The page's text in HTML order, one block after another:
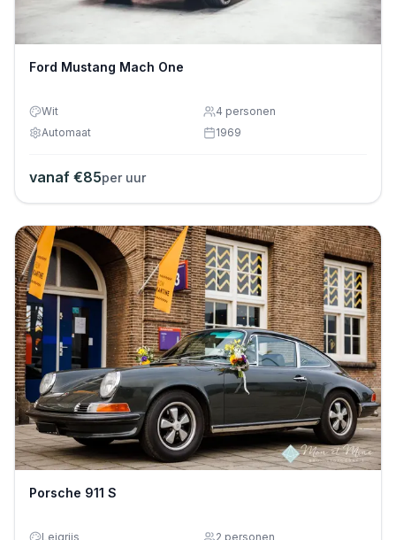
Ford Mustang Mach One
Wit 4 personen
Automaat
1969
vanaf €85per uur
Porsche 911 S
Leigrijs 2 personen